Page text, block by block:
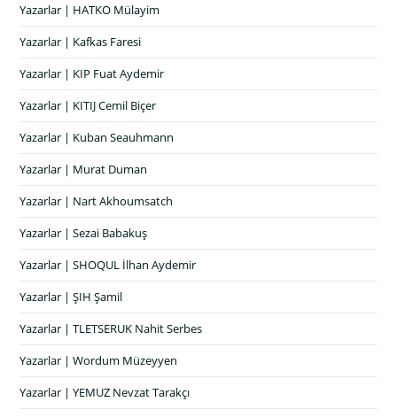
Yazarlar | HATKO Mülayim
Yazarlar | Kafkas Faresi
Yazarlar | KIP Fuat Aydemir
Yazarlar | KITIJ Cemil Biçer
Yazarlar | Kuban Seauhmann
Yazarlar | Murat Duman
Yazarlar | Nart Akhoumsatch
Yazarlar | Sezai Babakuş
Yazarlar | SHOQUL İlhan Aydemir
Yazarlar | ŞIH Şamil
Yazarlar | TLETSERUK Nahit Serbes
Yazarlar | Wordum Müzeyyen
Yazarlar | YEMUZ Nevzat Tarakçı